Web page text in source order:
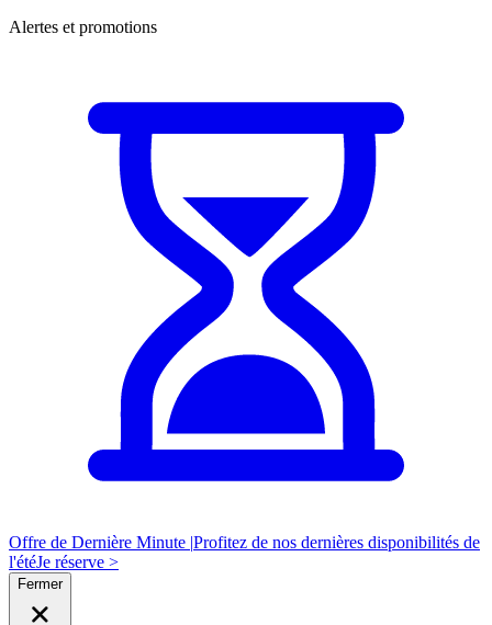
Alertes et promotions
Offre de Dernière Minute |Profitez de nos dernières disponibilités de
l'étéJe réserve >
Fermer